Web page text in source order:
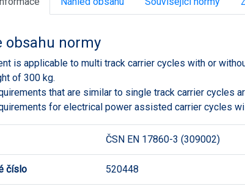
obsahu normy
is applicable to multi track carrier cycles with or
of 300 kg.
that are similar to single track carrier cycles
for electrical power assisted carrier cycles
ČSN EN 17860-3 (309002)
číslo 520448